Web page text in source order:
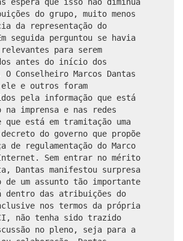
do grupo, muito menos
da representação do
seguida perguntou se havia
relevantes para serem
antes do início dos
Conselheiro Marcos Dantas
e outros foram
pela informação que está
na imprensa e nas redes
está em tramitação uma
do governo que propõe
de regulamentação do Marco
Sem entrar no mérito
Dantas manifestou surpresa
de um assunto tão importante
dentro das atribuições do
nos termos da própria
não tenha sido trazido
no pleno, seja para a